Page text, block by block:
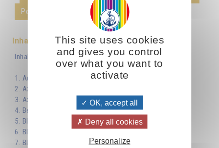
Português
Inhaltsverzeichnis
Inhaltsverzeichnis
1. Aum
2. Az moga da ljubja
3. Az šte se podmladja
4. Be njakoga
5. Blaga duma na ustata
6. Blagoslavjaj, duše moja, Gospoda
7. Blagosloven Gospod Bog naš
This site uses cookies
and gives you control
over what you want to
activate
OK, accept all
Deny all cookies
Personalize